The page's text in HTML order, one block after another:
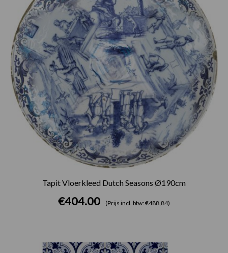
Tapit Vloerkleed Dutch Seasons Ø190cm
€404.00 (Prijs incl. btw: €488,84)